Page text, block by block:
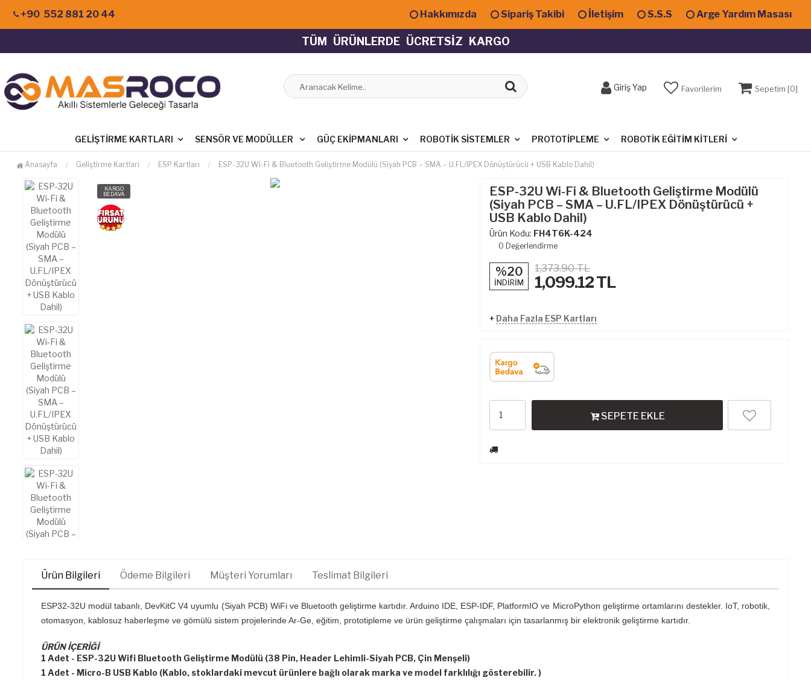
+90 552 881 20 44 Hakkımızda Sipariş Takibi İletişim S.S.S Arge Yardım Masası
TÜM ÜRÜNLERDE ÜCRETSİZ KARGO
Giriş Yap Favorilerim Sepetim [0]
GELIŞTIRME KARTLARI SENSÖR VE MODÜLLER GÜÇ EKIPMANLARI ROBOTIK SISTEMLER PROTOTIPLEME ROBOTIK EĞITIM KITLERI
Anasayfa Geliştirme Kartları ESP Kartları ESP-32U Wi-Fi & Bluetooth Geliştirme Modülü (Siyah PCB – SMA – U.FL/IPEX Dönüştürücü + USB Kablo Dahil)
KARGO
BEDAVA
ESP-32U Wi-Fi & Bluetooth Geliştirme Modülü
(Siyah PCB – SMA – U.FL/IPEX Dönüştürücü +
USB Kablo Dahil)
Ürün Kodu: FH4T6K-424
0 Değerlendirme
%20
İNDİRİM
1,373.90 TL
1,099.12TL
+ Daha Fazla ESP Kartları
SEPETE EKLE
Ürün Bilgileri Ödeme Bilgileri Müşteri Yorumları Teslimat Bilgileri
ESP32-32U modül tabanlı, DevKitC V4 uyumlu (Siyah PCB) WiFi ve Bluetooth geliştirme kartıdır. Arduino IDE, ESP-IDF, PlatformIO ve MicroPython geliştirme ortamlarını destekler. IoT, robotik,
otomasyon, kablosuz haberleşme ve gömülü sistem projelerinde Ar-Ge, eğitim, prototipleme ve ürün geliştirme çalışmaları için tasarlanmış bir elektronik geliştirme kartıdır.
ÜRÜN İÇERİĞİ
1 Adet - ESP-32U Wifi Bluetooth Geliştirme Modülü (38 Pin, Header Lehimli-Siyah PCB, Çin Menşeli)
1 Adet - Micro-B USB Kablo (Kablo, stoklardaki mevcut ürünlere bağlı olarak marka ve model farklılığı gösterebilir. )